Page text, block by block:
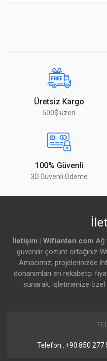
Üretsiz Kargo
500$ üzeri
100% Güvenli
3D Güvenli Ödeme
İletişim | Wifianten.com Ağ
güvenilir çözüm ortağınız
Amacımız; projelerinizde
donanımları en rekabetçi
sunarak, işletmenize
Telefon : +90.850 277